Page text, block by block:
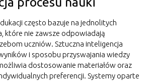
często bazuje na jednolitych
które nie zawsze odpowiadają
uczniów. Sztuczna inteligencja
i sposobu przyswajania wiedzy
dostosowanie materiałów oraz
preferencji. Systemy oparte